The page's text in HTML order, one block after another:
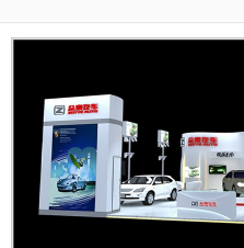
展会地点：上海
展览场馆：上海新国际博览
行业分类：纺织展